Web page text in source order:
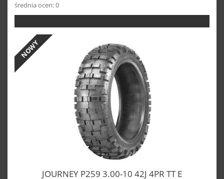
średnia ocen: 0
NOWY
JOURNEY P259 3.00-10 42J 4PR TT E